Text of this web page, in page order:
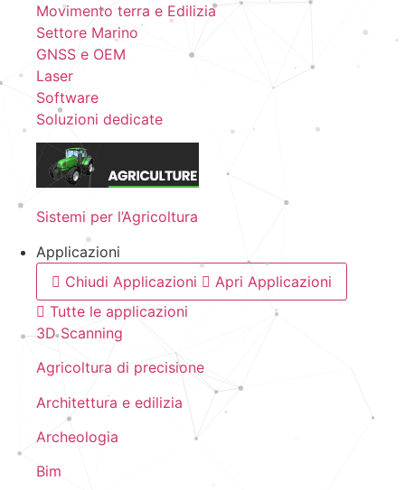
Movimento terra e Edilizia
Settore Marino
GNSS e OEM
Laser
Software
Soluzioni dedicate
Sistemi per l’Agricoltura
Applicazioni
Chiudi Applicazioni
Apri Applicazioni
Tutte le applicazioni
3D Scanning
Agricoltura di precisione
Architettura e edilizia
Archeologia
Bim